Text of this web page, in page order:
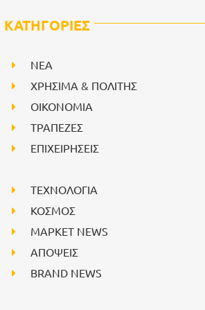
ΚΑΤΗΓΟΡΙΕΣ
NEA
ΧΡΗΣΙΜΑ & ΠΟΛΙΤΗΣ
ΟΙΚΟΝΟΜΙΑ
ΤΡΑΠΕΖΕΣ
ΕΠΙΧΕΙΡΗΣΕΙΣ
ΤΕΧΝΟΛΟΓΙΑ
ΚΟΣΜΟΣ
ΜΑΡΚΕΤ NEWS
ΑΠΟΨΕΙΣ
BRAND NEWS